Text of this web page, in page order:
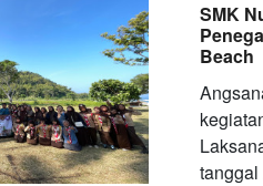
SMK
Beach